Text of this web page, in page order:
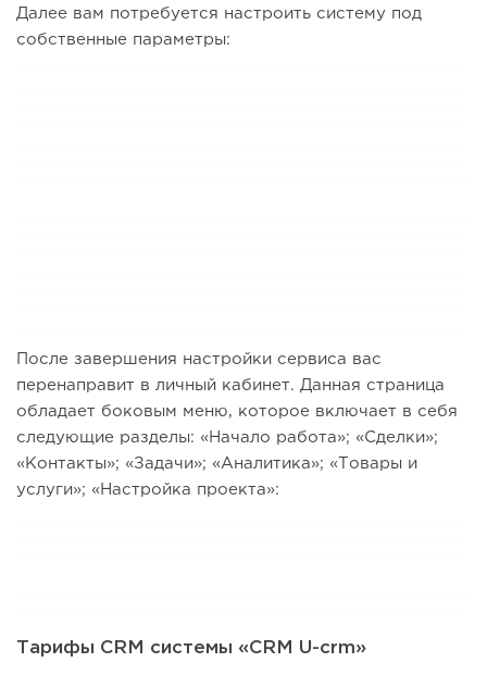
Далее вам потребуется настроить систему под
собственные параметры:
После завершения настройки сервиса вас
перенаправит в личный кабинет. Данная страница
обладает боковым меню, которое включает в себя
следующие разделы: «Начало работа»; «Сделки»;
«Контакты»; «Задачи»; «Аналитика»; «Товары и
услуги»; «Настройка проекта»:
Тарифы CRM системы «CRM U-crm»